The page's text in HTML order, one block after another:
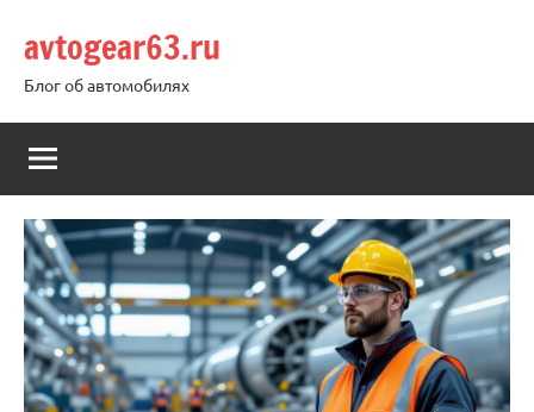
содержимому
avtogear63.ru
Блог об автомобилях